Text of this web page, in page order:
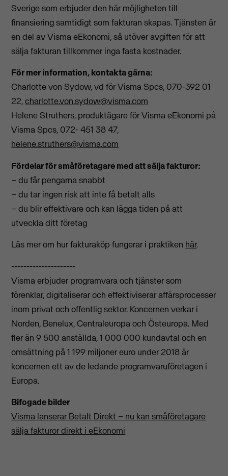
Sverige som erbjuder den här möjligheten till
finansiering samtidigt som fakturan skapas. Tjänsten är
en del av Visma eEkonomi, så utöver avgiften för att
sälja fakturan tillkommer inga fasta kostnader.
För mer information, kontakta gärna:
Charlotte von Sydow, vd för Visma Spcs, 070-392 01
22,charlotte.von.sydow@visma.com
Helene Struthers, produktägare för Visma eEkonomi på
Visma Spcs, 072- 451 38 47,
helene.struthers@visma.com
Fördelar för småföretagare med att sälja fakturor:
– du får pengarna snabbt
– du tar ingen risk att inte få betalt alls
– du blir effektivare och kan lägga tiden på att
utveckla ditt företag
Läs mer om hur fakturaköp fungerar i praktiken här.
---------------------
Visma erbjuder programvara och tjänster som
förenklar, digitaliserar och effektiviserar affärsprocesser
inom privat och offentlig sektor. Koncernen verkar i
Norden, Benelux, Centraleuropa och Östeuropa. Med
fler än 9 500 anställda, 1 000 000 kundavtal och en
omsättning på 1 199 miljoner euro under 2018 är
koncernen ett av de ledande programvaruföretagen i
Europa.
Bifogade bilder
Visma lanserar Betalt Direkt – nu kan småföretagare
sälja fakturor direkt i eEkonomi